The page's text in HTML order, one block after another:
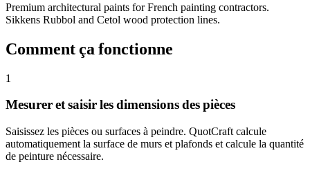
Premium architectural paints for French painting contractors.
Sikkens Rubbol and Cetol wood protection lines.
Comment ça fonctionne
1
Mesurer et saisir les dimensions des pièces
Saisissez les pièces ou surfaces à peindre. QuotCraft calcule
automatiquement la surface de murs et plafonds et calcule la quantité
de peinture nécessaire.